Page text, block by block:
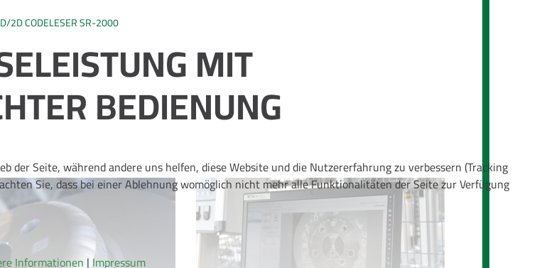
2D CODELESER SR-2000
MIT
BEDIENUNG
Seite, während andere uns helfen, diese Website und die Nutzererfahrung zu verbessern (Tracking
Sie, dass bei einer Ablehnung womöglich nicht mehr alle Funktionalitäten der Seite zur Verfügung
Informationen |Impressum